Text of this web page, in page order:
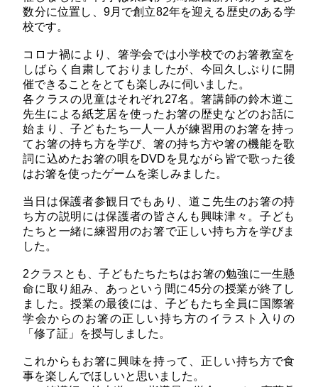
数分に位置し、9月で創立82年を迎える歴史のある学
校です。
コロナ禍により、箸学会では小学校でのお箸教室を
しばらく自粛しておりましたが、今回久しぶりに開
催できることをとても楽しみに伺いました。
各クラスの児童はそれぞれ27名。箸講師の鈴木道こ
先生による紙芝居を使ったお箸の歴史などのお話に
始まり、子どもたち一人一人が練習用のお箸を持っ
てお箸の持ち方を学び、箸の持ち方や箸の機能を歌
詞に込めたお箸の唄をDVDを見ながら皆で歌った後
はお箸を使ったゲームを楽しみました。
当日は保護者参観日でもあり、道こ先生のお箸の持
ち方の説明には保護者の皆さんも興味津々。子ども
たちと一緒に練習用のお箸で正しい持ち方を学びま
した。
2クラスとも、子どもたちたちはお箸の勉強に一生懸
命に取り組み、あっという間に45分の授業が終了し
ました。授業の最後には、子どもたち全員に国際箸
学会からのお箸の正しい持ち方のイラスト入りの
「修了証」を授与しました。
これからもお箸に興味を持って、正しい持ち方で食
事を楽しんでほしいと思いました。